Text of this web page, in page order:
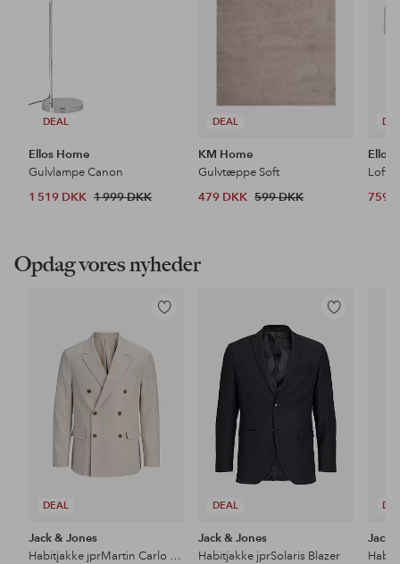
DEAL
Ellos Home
Gulvlampe Canon
1 519 DKK 1 999 DKK
DEAL
KM Home
Gulvtæppe Soft
479 DKK 599 DKK
Ellos
759
Opdag vores nyheder
DEAL
Tilføj
Jack & Jones
Habitjakke jprMartin Carlo Summer Linen
DEAL
Tilføj
favoritter
Jack & Jones
Habitjakke jprSolaris Blazer
Jack